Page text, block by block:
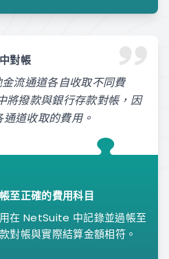
對帳
流通道各自收取不同費
將撥款與銀行存款對帳，因
道收取的費用。
至正確的費用科目
在 NetSuite 中記錄並過帳至
對帳與實際結算金額相符。